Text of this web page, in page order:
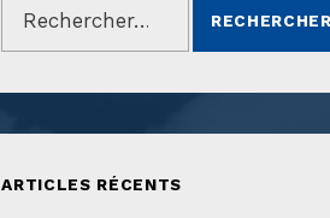
ARTICLES RÉCENTS